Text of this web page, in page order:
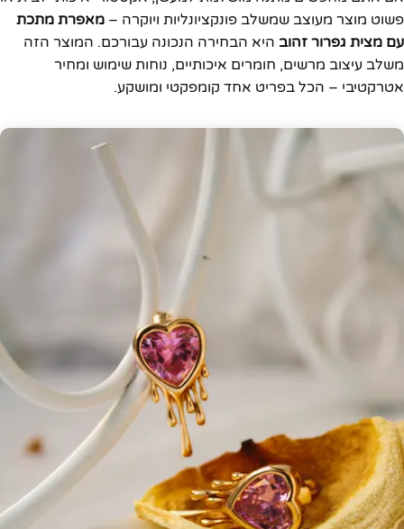
פשוט מוצר מעוצב שמשלב פונקציונליות ויוקרה – מאפרת מתכת
עם מצית גפרור זהוב היא הבחירה הנכונה עבורכם. המוצר הזה
משלב עיצוב מרשים, חומרים איכותיים, נוחות שימוש ומחיר
אטרקטיבי – הכל בפריט אחד קומפקטי ומושקע.